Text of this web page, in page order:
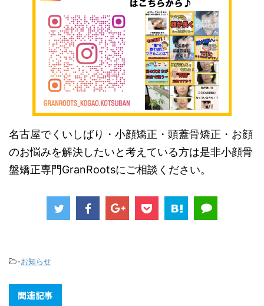
名古屋でくいしばり・小顔矯正・頭蓋骨矯正・お顔
のお悩みを解決したいと考えている方は是非小顔骨
盤矯正専門GranRootsにご相談ください。
-お知らせ
関連記事